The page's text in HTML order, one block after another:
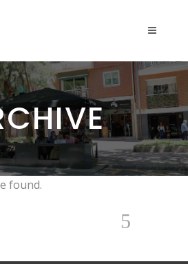
found.